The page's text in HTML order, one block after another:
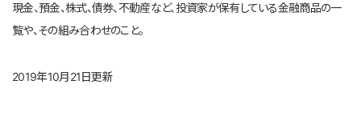
現金、預金、株式、債券、不動産など、投資家が保有している金融商品の一
覧や、その組み合わせのこと。
2019年10月21日更新